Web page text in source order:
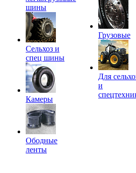
шины
Сельхоз и
спец шины
Камеры
Ободные
ленты
Грузовые
Для
и